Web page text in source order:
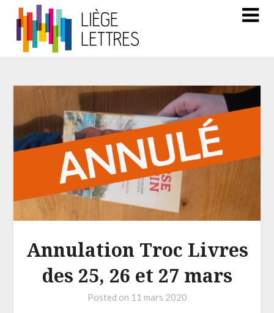
Annulation Troc Livres
des 25, 26 et 27 mars
Posted on 11 mars 2020